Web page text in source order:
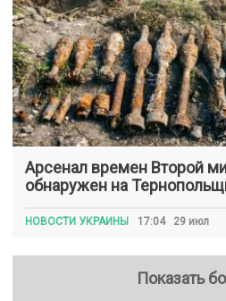
Арсенал времен Второй
обнаружен на
НОВОСТИ УКРАИНЫ 17:04 29 июл
Показать